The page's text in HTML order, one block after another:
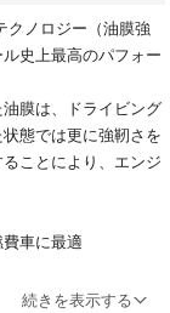
クノロジー（油膜強
史上最高のパフォー
膜は、ドライビング
態では更に強靭さを
ことにより、エンジ
車に最適
続きを表示する